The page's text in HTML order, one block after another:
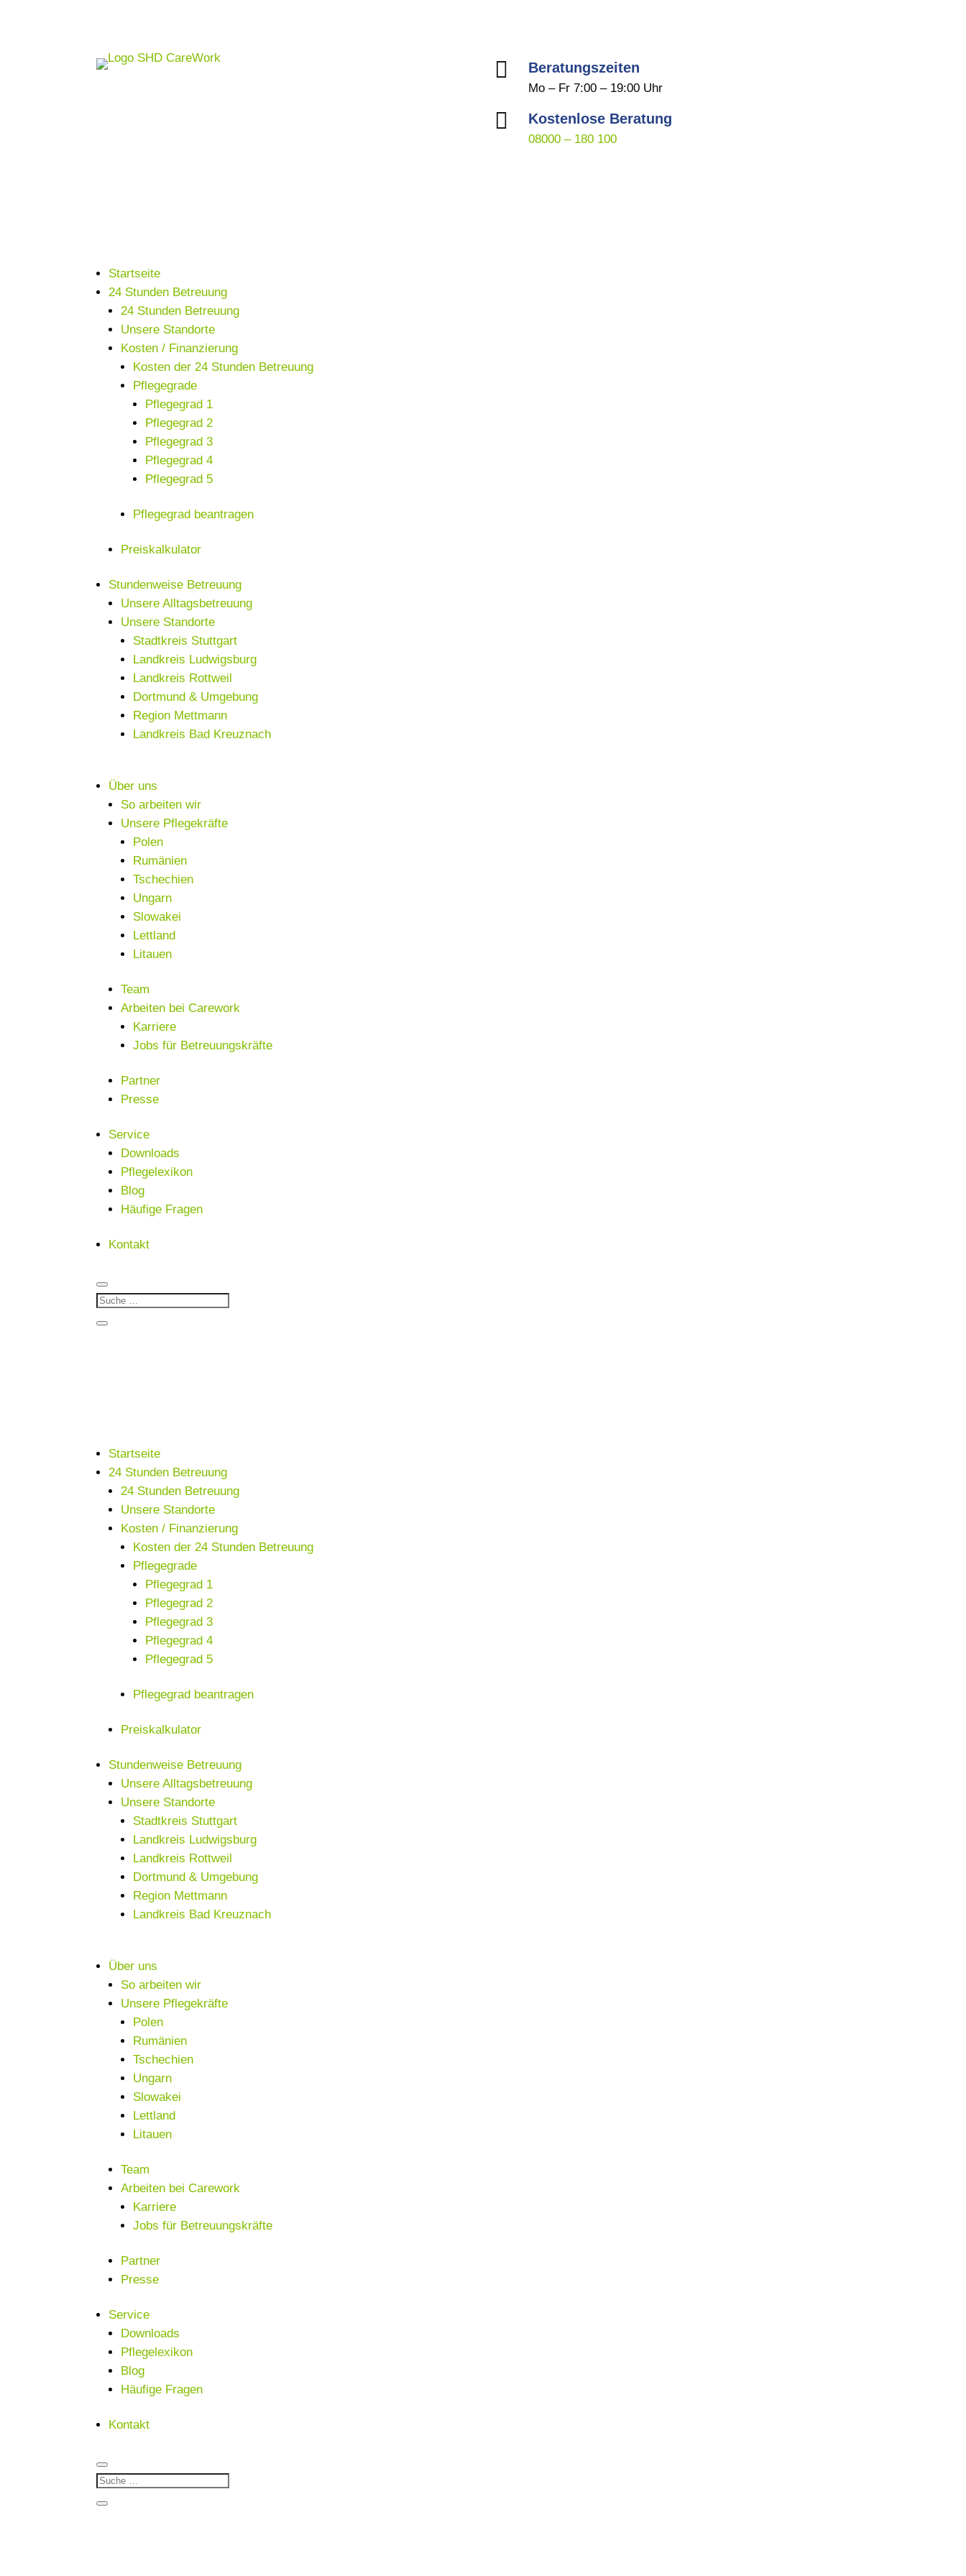
 Beratungszeiten
Mo – Fr 7:00 – 19:00 Uhr
 Kostenlose Beratung
08000 – 180 100
Startseite
24 Stunden Betreuung
24 Stunden Betreuung
Unsere Standorte
Kosten / Finanzierung
Kosten der 24 Stunden Betreuung
Pflegegrade
Pflegegrad 1
Pflegegrad 2
Pflegegrad 3
Pflegegrad 4
Pflegegrad 5
Pflegegrad beantragen
Preiskalkulator
Stundenweise Betreuung
Unsere Alltagsbetreuung
Unsere Standorte
Stadtkreis Stuttgart
Landkreis Ludwigsburg
Landkreis Rottweil
Dortmund & Umgebung
Region Mettmann
Landkreis Bad Kreuznach
Über uns
So arbeiten wir
Unsere Pflegekräfte
Polen
Rumänien
Tschechien
Ungarn
Slowakei
Lettland
Litauen
Team
Arbeiten bei Carework
Karriere
Jobs für Betreuungskräfte
Partner
Presse
Service
Downloads
Pflegelexikon
Blog
Häufige Fragen
Kontakt
Startseite
24 Stunden Betreuung
24 Stunden Betreuung
Unsere Standorte
Kosten / Finanzierung
Kosten der 24 Stunden Betreuung
Pflegegrade
Pflegegrad 1
Pflegegrad 2
Pflegegrad 3
Pflegegrad 4
Pflegegrad 5
Pflegegrad beantragen
Preiskalkulator
Stundenweise Betreuung
Unsere Alltagsbetreuung
Unsere Standorte
Stadtkreis Stuttgart
Landkreis Ludwigsburg
Landkreis Rottweil
Dortmund & Umgebung
Region Mettmann
Landkreis Bad Kreuznach
Über uns
So arbeiten wir
Unsere Pflegekräfte
Polen
Rumänien
Tschechien
Ungarn
Slowakei
Lettland
Litauen
Team
Arbeiten bei Carework
Karriere
Jobs für Betreuungskräfte
Partner
Presse
Service
Downloads
Pflegelexikon
Blog
Häufige Fragen
Kontakt